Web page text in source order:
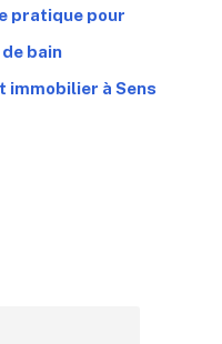
pratique pour
bain
immobilier à Sens